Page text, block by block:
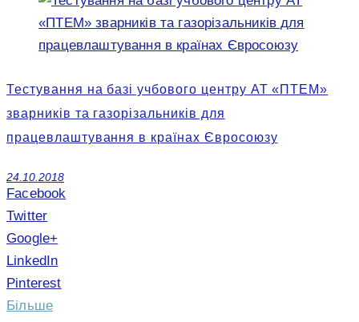
Тестування на базі учбового центру АТ «ПТЕМ»
зварників та газорізальників для
працевлаштування в країнах Євросоюзу
24.10.2018
Facebook
Twitter
Google+
LinkedIn
Pinterest
Більше